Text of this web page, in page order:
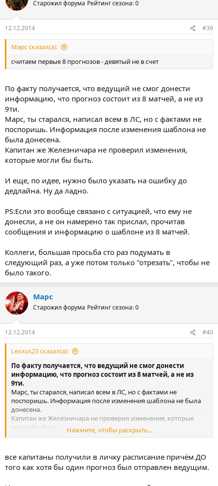
Старожил форума Рейтинг сезона: 0
12.12.2014 #39
Марс сказал(а):
считаем первые 8 прогнозов - девятый не в счет
По факту получается, что ведущий не смог донести
информацию, что прогноз состоит из 8 матчей, а не из
9ти.
Марс, ты старался, написал всем в ЛС, но с фактами не
поспоришь. Информация после изменения шаблона не
была донесена.
Капитан же Железничара не проверил изменения,
которые могли бы быть.
И еще, по идее, нужно было указать на ошибку до
дедлайна. Ну да ладно.
PS:Если это вообще связано с ситуацией, что ему не
донесли, а не он намерено так прислал, прочитав
сообщения и информацию о шаблоне из 8 матчей.
Коллеги, большая просьба сто раз подумать в
следующий раз, а уже потом только "отрезать", чтобы не
было такого.
Марс
Старожил форума Рейтинг сезона: 0
12.12.2014 #40
Lexxus23 сказал(а):
По факту получается, что ведущий не смог донести
информацию, что прогноз состоит из 8 матчей, а не из
9ти.
Марс, ты старался, написал всем в ЛС, но с фактами не
поспоришь. Информация после изменения шаблона не была
донесена.
Капитан же Железничара не проверил изменения, которые
могли бы быть.
PS:Если это вообще связано с ситуацией, что ему не донесли, а
Нажмите, чтобы раскрыть...
все капитаны получили в личку расписание причём ДО
того как хотя бы один прогноз был отправлен ведущим.